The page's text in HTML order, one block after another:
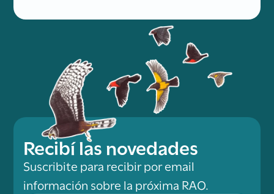
Recibí las novedades
Suscribite para recibir por email
información sobre la próxima RAO.